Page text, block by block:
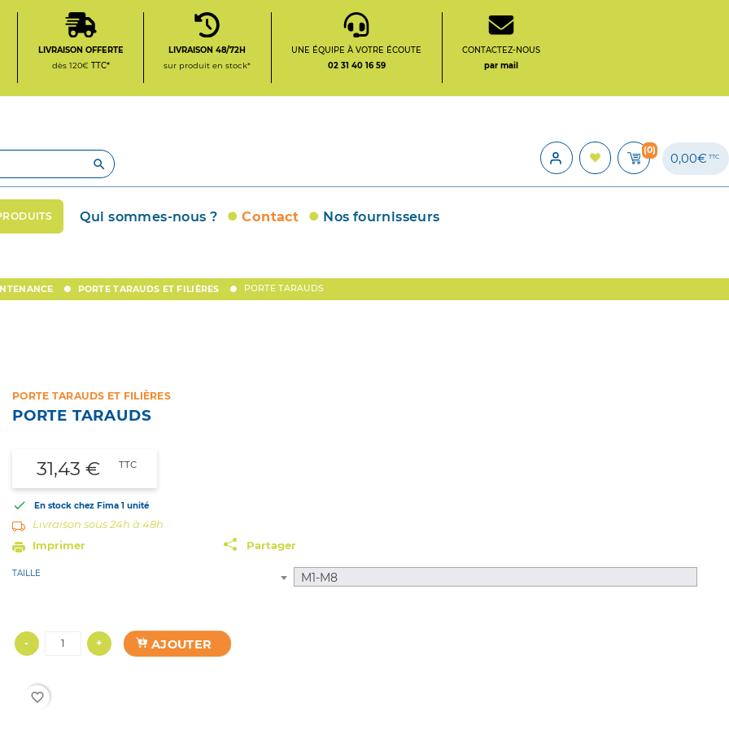
LIVRAISON OFFERTE
dès 120€ TTC*
LIVRAISON 48/72H
sur produit en stock*
UNE ÉQUIPE À VOTRE ÉCOUTE
02 31 40 16 59
CONTACTEZ-NOUS
par mail

(0)
0,00€TTC
Qui sommes-nous ? Contact Nos fournisseurs
PORTE TARAUDS ET FILIÈRES PORTE TARAUDS
PORTE TARAUDS ET FILIÈRES
PORTE TARAUDS
31,43 € TTC
 En stock chez Fima 1 unité
Livraison sous 24h à 48h
Imprimer
Partager
TAILLE M1-M8
- + AJOUTER
favorite_border